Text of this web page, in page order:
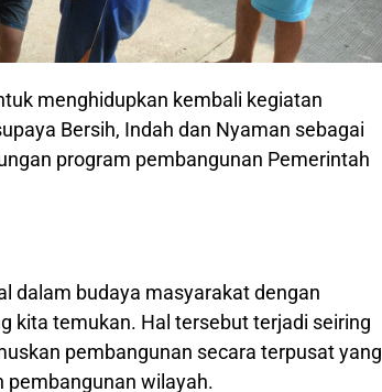
menghidupkan kembali kegiatan
Bersih, Indah dan Nyaman sebagai
program pembangunan Pemerintah
dalam budaya masyarakat dengan
kita temukan. Hal tersebut terjadi seiring
pembangunan secara terpusat yang
wilayah.